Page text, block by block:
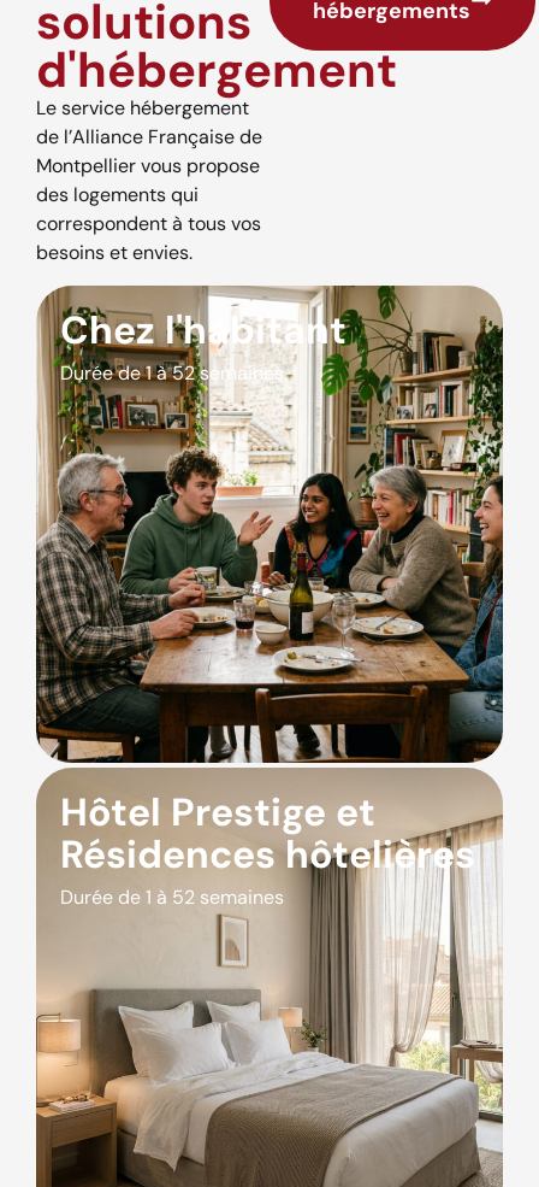
solutions
d'hébergement
Le service hébergement
de l’Alliance Française de
Montpellier vous propose
des logements qui
correspondent à tous vos
besoins et envies.
hébergements
Chez l'habitant
Durée de 1 à 52 semaines
Hôtel Prestige et
Résidences hôtelières
Durée de 1 à 52 semaines